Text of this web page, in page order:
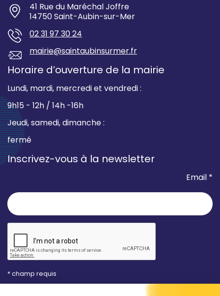
41 Rue du Maréchal Joffre
14750 Saint-Aubin-sur-Mer
02 31 97 30 24
mairie@saintaubinsurmer.fr
Horaire d’ouverture de la mairie
Lundi, mardi, mercredi et vendredi :
9h15 - 12h / 14h -16h
Jeudi, samedi, dimanche :
fermé
Inscrivez-vous à la newsletter
Email *
* champ requis